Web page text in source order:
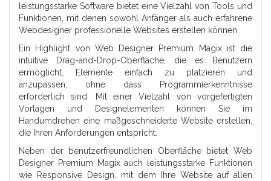
leistungsstarke Software bietet eine Vielzahl von Tools und
Funktionen, mit denen sowohl Anfänger als auch erfahrene
Webdesigner professionelle Websites erstellen können.
Ein Highlight von Web Designer Premium Magix ist die
intuitive Drag-and-Drop-Oberfläche, die es Benutzern
ermöglicht, Elemente einfach zu platzieren und
anzupassen, ohne dass Programmierkenntnisse
erforderlich sind. Mit einer Vielzahl von vorgefertigten
Vorlagen und Designelementen können Sie im
Handumdrehen eine maßgeschneiderte Website erstellen,
die Ihren Anforderungen entspricht.
Neben der benutzerfreundlichen Oberfläche bietet Web
Designer Premium Magix auch leistungsstarke Funktionen
wie Responsive Design, mit dem Ihre Website auf allen